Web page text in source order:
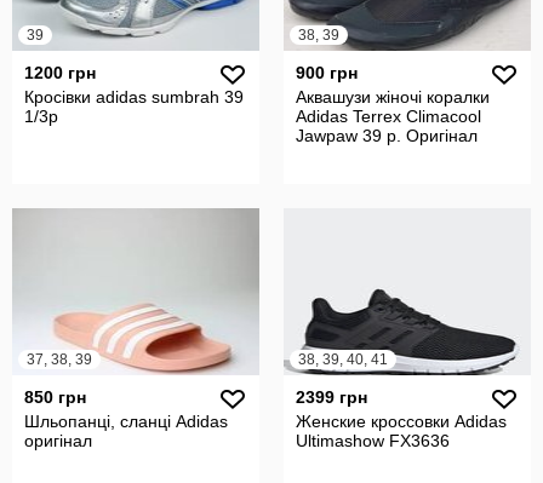
39
1200 грн
Кросівки adidas sumbrah 39
1/3р
38, 39
900 грн
Аквашузи жіночі коралки
Adidas Terrex Climacool
Jawpaw 39 р. Оригінал
37, 38, 39
850 грн
Шльопанці, сланці Adidas
оригінал
38, 39, 40, 41
2399 грн
Женские кроссовки Adidas
Ultimashow FX3636